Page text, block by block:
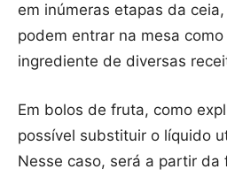
em inúmeras etapas da
podem entrar na mesa
ingrediente de diversas
Em bolos de fruta, como
possível substituir o líquido
Nesse caso, será a partir da